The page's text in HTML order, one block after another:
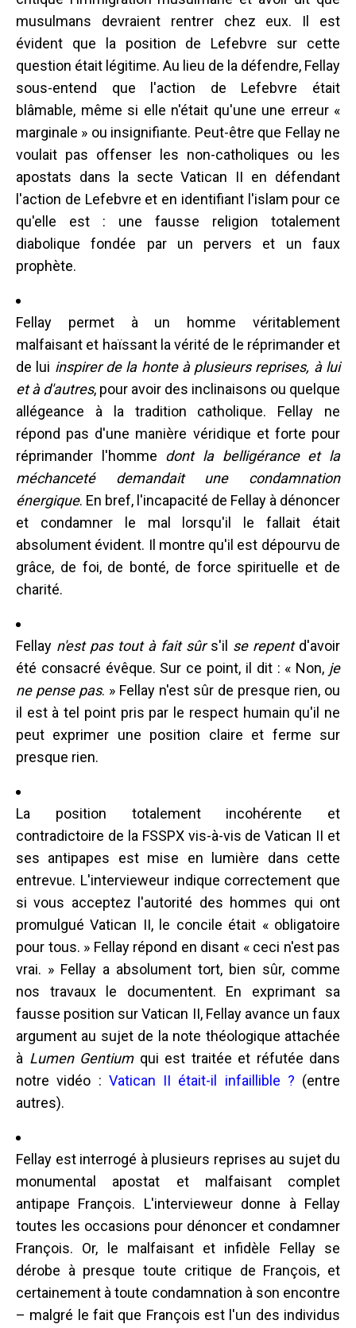
musulmans devraient rentrer chez eux. Il est
évident que la position de Lefebvre sur cette
question était légitime. Au lieu de la défendre, Fellay
sous-entend que l'action de Lefebvre était
blâmable, même si elle n'était qu'une une erreur «
marginale » ou insignifiante. Peut-être que Fellay ne
voulait pas offenser les non-catholiques ou les
apostats dans la secte Vatican II en défendant
l'action de Lefebvre et en identifiant l'islam pour ce
qu'elle est : une fausse religion totalement
diabolique fondée par un pervers et un faux
prophète.
Fellay permet à un homme véritablement
malfaisant et haïssant la vérité de le réprimander et
de lui inspirer de la honte à plusieurs reprises, à lui
et à d'autres, pour avoir des inclinaisons ou quelque
allégeance à la tradition catholique. Fellay ne
répond pas d'une manière véridique et forte pour
réprimander l'homme dont la belligérance et la
méchanceté demandait une condamnation
énergique. En bref, l'incapacité de Fellay à dénoncer
et condamner le mal lorsqu'il le fallait était
absolument évident. Il montre qu'il est dépourvu de
grâce, de foi, de bonté, de force spirituelle et de
charité.
Fellay n'est pas tout à fait sûrs'il se repentd'avoir
été consacré évêque. Sur ce point, il dit : « Non, je
ne pense pas. » Fellay n'est sûr de presque rien, ou
il est à tel point pris par le respect humain qu'il ne
peut exprimer une position claire et ferme sur
presque rien.
La position totalement incohérente et
contradictoire de la FSSPX vis-à-vis de Vatican II et
ses antipapes est mise en lumière dans cette
entrevue. L'intervieweur indique correctement que
si vous acceptez l'autorité des hommes qui ont
promulgué Vatican II, le concile était « obligatoire
pour tous. » Fellay répond en disant « ceci n'est pas
vrai. » Fellay a absolument tort, bien sûr, comme
nos travaux le documentent. En exprimant sa
fausse position sur Vatican II, Fellay avance un faux
argument au sujet de la note théologique attachée
à Lumen Gentiumqui est traitée et réfutée dans
notre vidéo : Vatican II était-il infaillible ? (entre
autres).
Fellay est interrogé à plusieurs reprises au sujet du
monumental apostat et malfaisant complet
antipape François. L'intervieweur donne à Fellay
toutes les occasions pour dénoncer et condamner
François. Or, le malfaisant et infidèle Fellay se
dérobe à presque toute critique de François, et
certainement à toute condamnation à son encontre
– malgré le fait que François est l'un des individus